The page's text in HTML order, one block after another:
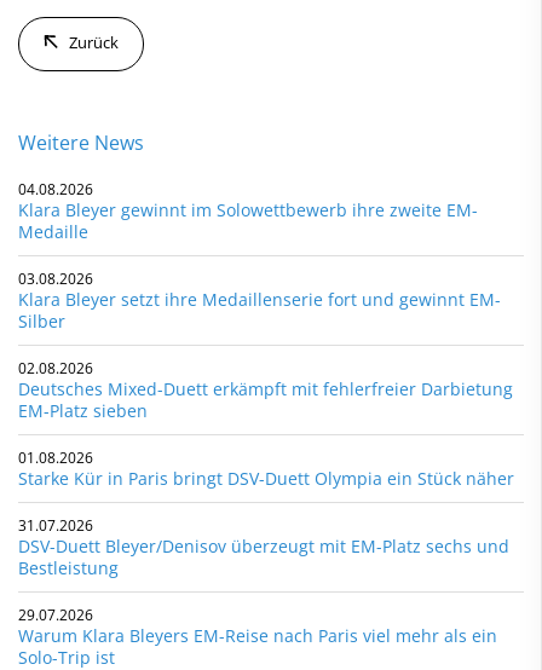
Zurück
Weitere News
04.08.2026
Klara Bleyer gewinnt im Solowettbewerb ihre zweite EM-
Medaille
03.08.2026
Klara Bleyer setzt ihre Medaillenserie fort und gewinnt EM-
Silber
02.08.2026
Deutsches Mixed-Duett erkämpft mit fehlerfreier Darbietung
EM-Platz sieben
01.08.2026
Starke Kür in Paris bringt DSV-Duett Olympia ein Stück näher
31.07.2026
DSV-Duett Bleyer/Denisov überzeugt mit EM-Platz sechs und
Bestleistung
29.07.2026
Warum Klara Bleyers EM-Reise nach Paris viel mehr als ein
Solo-Trip ist